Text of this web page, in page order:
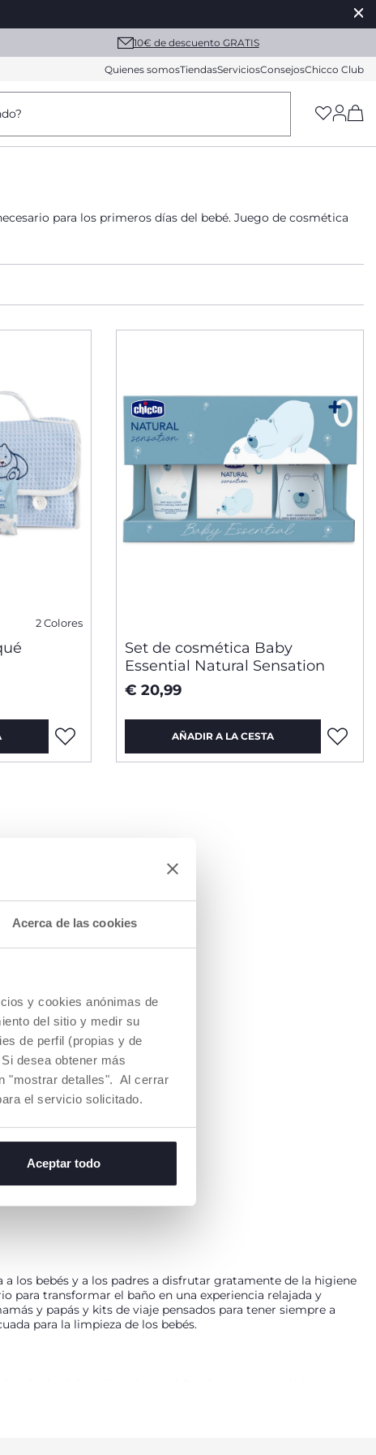
Acerca de las cookies
y cookies anónimas de
del sitio y medir su
de perfil (propias y de
desea obtener más
"mostrar detalles". Al cerrar
el servicio solicitado.
Aceptar todo
10€ de descuento GRATIS
Quienes somosTiendasServiciosConsejosChicco Club
para los primeros días del bebé. Juego de cosmética
2 Colores
Set de cosmética Baby
Essential Natural Sensation
€ 20,99
AÑADIR A LA CESTA
los bebés y a los padres a disfrutar gratamente de la higiene
para transformar el baño en una experiencia relajada y
y papás y kits de viaje pensados para tener siempre a
para la limpieza de los bebés.
para masajear el cabello sin irritar los ojos de los más
los juegos de baño para bebés de Chicco se ofrecen en un